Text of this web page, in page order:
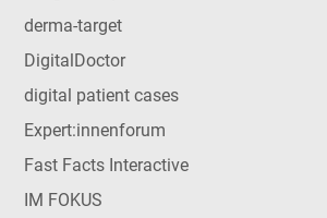
derma-target
DigitalDoctor
digital patient cases
Expert:innenforum
Fast Facts Interactive
IM FOKUS